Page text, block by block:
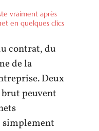
vraiment après
en quelques clics
contrat, du
de la
Deux
brut peuvent
simplement